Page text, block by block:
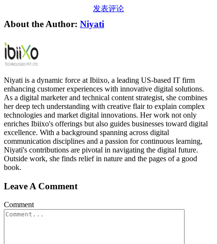
发表评论
About the Author: Niyati
Niyati is a dynamic force at Ibiixo, a leading US-based IT firm
enhancing customer experiences with innovative digital solutions.
As a digital marketer and technical content strategist, she combines
her deep tech understanding with creative flair to explain complex
technologies and market digital innovations. Her work not only
enriches Ibiixo's offerings but also guides businesses toward digital
excellence. With a background spanning across digital
communication disciplines and a passion for continuous learning,
Niyati's contributions are pivotal in navigating the digital future.
Outside work, she finds relief in nature and the pages of a good
book.
Leave A Comment
Comment